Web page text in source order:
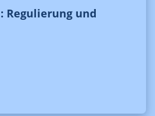
Regulierung und